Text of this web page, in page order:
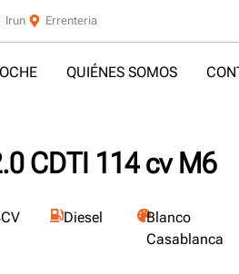
Irun Errenteria
QUIÉNES SOMOS
CDTI 114 cv M6
Diesel
Blanco
Casablanca